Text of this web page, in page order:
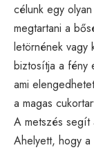
célunk egy
megtartani a
letörnének vagy
biztosítja a fény
ami
a magas
A metszés segít
Ahelyett, hogy